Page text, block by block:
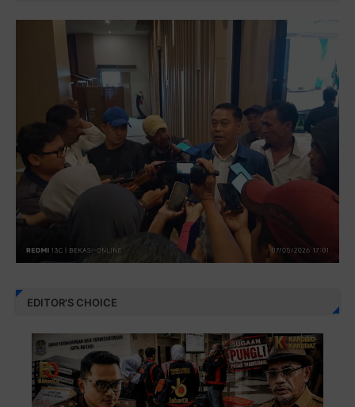
EDITOR'S CHOICE